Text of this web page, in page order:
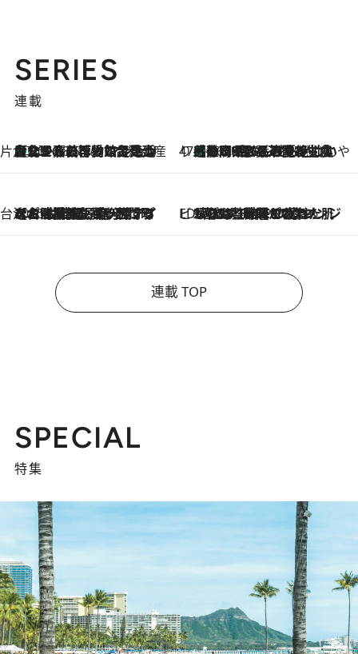
SERIES
連載
片倉真理のときめく台湾土産
2026.8.5
台北からちょっと足を延ばして嘉義へ！ マジョリカタイルの博物館で見つけたレトロ可愛い台湾土産 47都道府県の手みやげ ひんやりスイーツで夏を満喫
2026.8.5
【静岡県】この夏絶対食べたい 冷やしておいしいおやつ3選 お茶香る生食感のふるふるゼリー
台湾ぶらぶら食べ歩き
2026.8.4
【台湾夏旅】買い物するなら“台湾の原宿”西門町へ！ お土産も自分用アイテムも揃うショッピングスポット8選 ビューティいいもの集め EDITORS' BEST
2026.8.3
“落とす”時間が“癒やし”に。THREEのクレンジングは、酷暑で疲れた肌も心も整えてくれる！
連載 TOP
SPECIAL
特集